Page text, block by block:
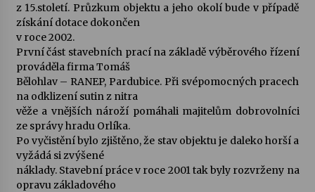
z 15.století. Průzkum objektu a jeho okolí bude v případě
získání dotace dokončen
v roce 2002.
První část stavebních prací na základě výběrového řízení
prováděla firma Tomáš
Bělohlav – RANEP, Pardubice. Při svépomocných pracech
na odklizení sutin z nitra
věže a vnějších nároží pomáhali majitelům dobrovolníci
ze správy hradu Orlíka.
Po vyčistění bylo zjištěno, že stav objektu je daleko horší a
vyžádá si zvýšené
náklady. Stavební práce v roce 2001 tak byly rozvrženy na
opravu základového